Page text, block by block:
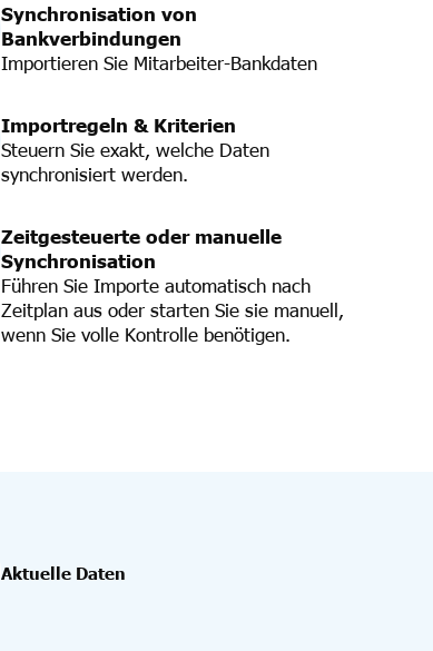
Synchronisation von
Bankverbindungen
Importieren Sie Mitarbeiter-Bankdaten
Importregeln & Kriterien
Steuern Sie exakt, welche Daten
synchronisiert werden.
Zeitgesteuerte oder manuelle
Synchronisation
Führen Sie Importe automatisch nach
Zeitplan aus oder starten Sie sie manuell,
wenn Sie volle Kontrolle benötigen.
Aktuelle Daten